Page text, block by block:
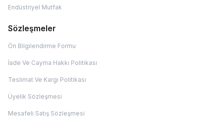
Endüstriyel Mutfak
Sözleşmeler
Ön Bilgilendirme Formu
İade Ve Cayma Hakkı Politikası
Teslimat Ve Kargı Politikası
Üyelik Sözleşmesi
Mesafeli Satış Sözleşmesi